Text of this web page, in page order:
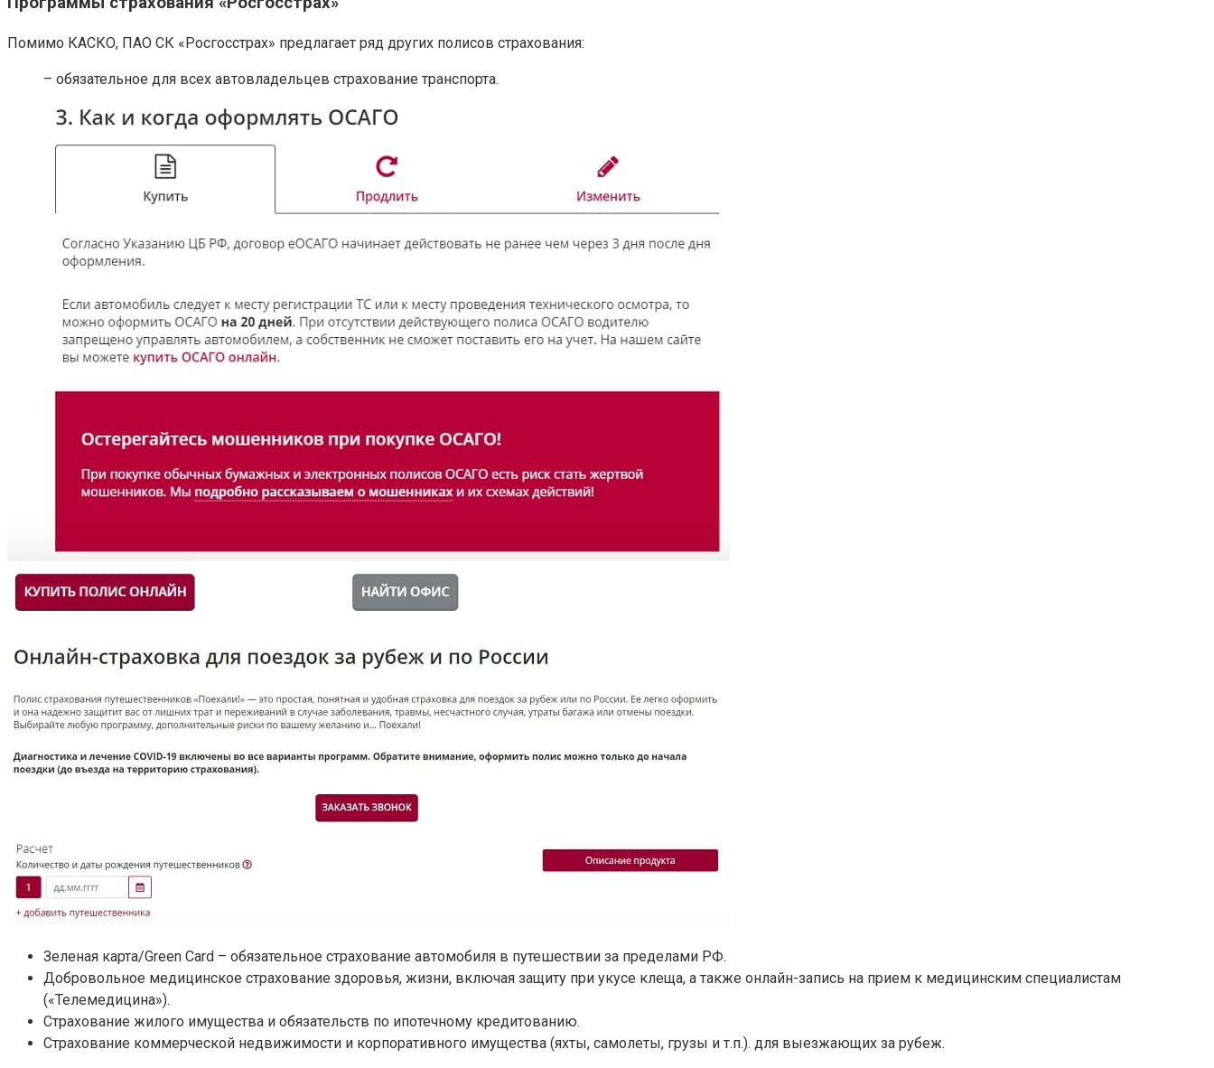
Помимо КАСКО, ПАО СК «Росгосстрах» предлагает ряд других полисов страхования:
– обязательное для всех автовладельцев страхование транспорта.
Зеленая карта/Green Card – обязательное страхование автомобиля в путешествии за пределами РФ.
Добровольное медицинское страхование здоровья, жизни, включая защиту при укусе клеща, а также онлайн-запись на прием к медицинским специалистам
(«Телемедицина»).
Страхование жилого имущества и обязательств по ипотечному кредитованию.
Страхование коммерческой недвижимости и корпоративного имущества (яхты, самолеты, грузы и т.п.). для выезжающих за рубеж.